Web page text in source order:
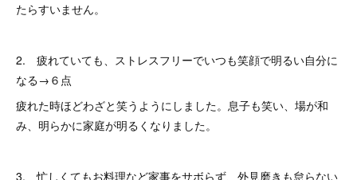
たらすいません。
2. 疲れていても、ストレスフリーでいつも笑顔で明るい自分に
なる→６点
疲れた時ほどわざと笑うようにしました。息子も笑い、場が和
み、明らかに家庭が明るくなりました。
3. 忙しくてもお料理など家事をサボらず、外見磨きも怠らない